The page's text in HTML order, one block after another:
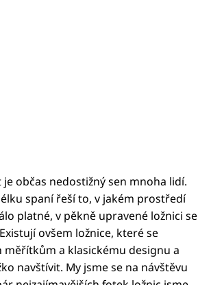
je občas nedostižný sen mnoha lidí.
spaní řeší to, v jakém prostředí
platné, v pěkně upravené ložnici se
ovšem ložnice, které se
měřítkům a klasickému designu a
navštívit. My jsme se na návštěvu